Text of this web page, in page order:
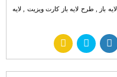
باز , طرح لایه باز کارت ویزیت , لایه